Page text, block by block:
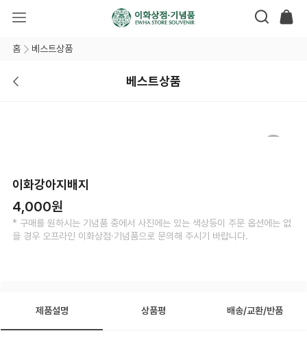
홈 베스트상품
베스트상품
이화강아지배지
4,000원
* 구매를 원하시는 기념품 중에서 사진에는 있는 색상등이 주문 옵션에는 없
을 경우 오프라인 이화상점·기념품으로 문의해 주시기 바랍니다.
제품설명 상품평 배송/교환/반품